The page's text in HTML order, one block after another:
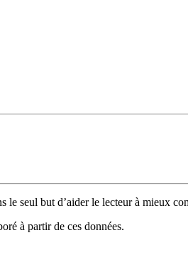
seul but d’aider le lecteur à mieux
à partir de ces données.